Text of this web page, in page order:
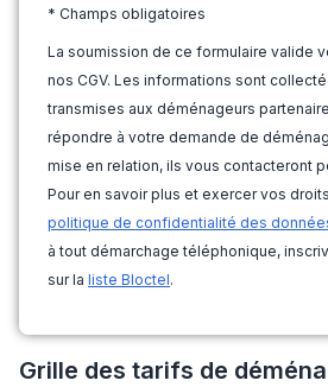
* Champs obligatoires
La soumission de ce formulaire valide
nos CGV. Les informations sont
transmises aux déménageurs
répondre à votre demande de
mise en relation, ils vous contacteront
Pour en savoir plus et exercer vos
politique de confidentialité des
à tout démarchage téléphonique,
sur la liste Bloctel.
Grille des tarifs de